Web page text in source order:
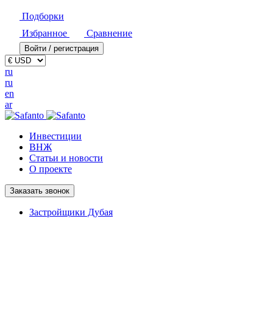
Подборки
Избранное
Сравнение
Войти / регистрация
ru
ru
en
ar
Инвестиции
ВНЖ
Статьи и новости
О проекте
Заказать звонок
Застройщики Дубая